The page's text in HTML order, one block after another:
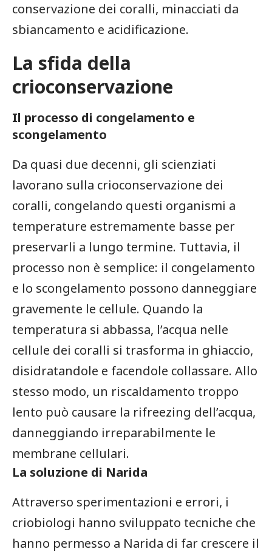
conservazione dei coralli, ‌minacciati da
sbiancamento e acidificazione.
La sfida della
crioconservazione
Il processo di congelamento e​
scongelamento
Da quasi ‌due decenni, gli ‌scienziati
lavorano sulla crioconservazione​ dei ​
coralli, congelando‍ questi organismi​ a
temperature estremamente basse per
preservarli⁢ a lungo termine. ‍Tuttavia, il
processo non ⁢è semplice:‍ il congelamento
e lo scongelamento possono danneggiare
gravemente le cellule. Quando la
‌temperatura si abbassa, l’acqua nelle
cellule dei ⁣coralli⁣ si trasforma in ghiaccio,
disidratandole e facendole collassare.‍ Allo
stesso modo, un⁤ riscaldamento troppo
lento​ può causare la rifreezing dell’acqua,
danneggiando irreparabilmente le ​
membrane cellulari.
La soluzione di‌ Narida
Attraverso sperimentazioni ‌e errori,⁤ i
criobiologi hanno sviluppato tecniche⁣ che
hanno permesso a Narida di far crescere il